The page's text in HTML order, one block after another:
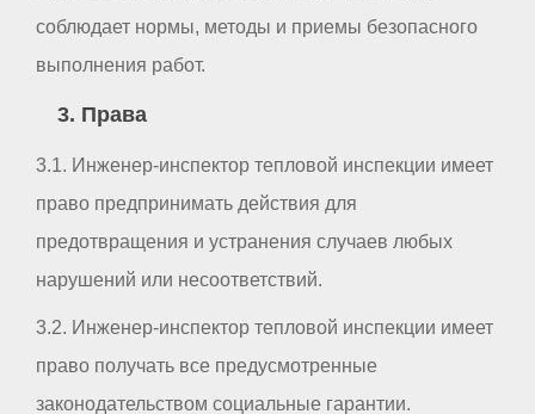
соблюдает нормы, методы и приемы безопасного
выполнения работ.
3. Права
3.1. Инженер-инспектор тепловой инспекции имеет
право предпринимать действия для
предотвращения и устранения случаев любых
нарушений или несоответствий.
3.2. Инженер-инспектор тепловой инспекции имеет
право получать все предусмотренные
законодательством социальные гарантии.